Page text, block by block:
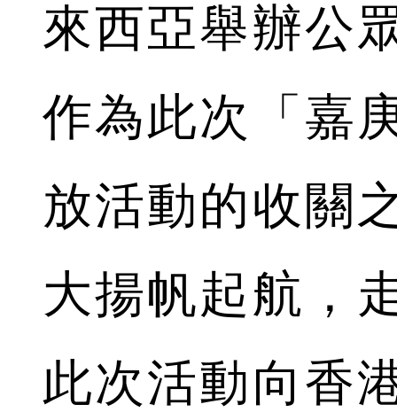
來西亞舉辦公
作為此次「嘉
放活動的收關
大揚帆起航，
此次活動向香